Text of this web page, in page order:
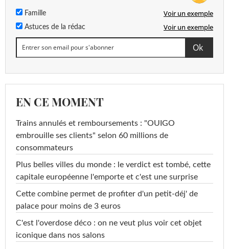
Famille Voir un exemple
Astuces de la rédac Voir un exemple
EN CE MOMENT
Trains annulés et remboursements : "OUIGO
embrouille ses clients" selon 60 millions de
consommateurs
Plus belles villes du monde : le verdict est tombé, cette
capitale européenne l'emporte et c'est une surprise
Cette combine permet de profiter d'un petit-déj' de
palace pour moins de 3 euros
C'est l'overdose déco : on ne veut plus voir cet objet
iconique dans nos salons